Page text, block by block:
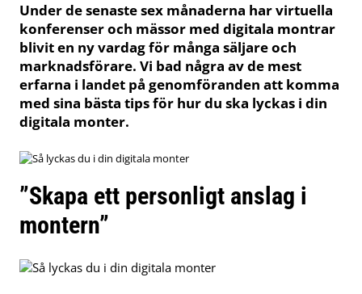
Under de senaste sex månaderna har virtuella
konferenser och mässor med digitala montrar
blivit en ny vardag för många säljare och
marknadsförare. Vi bad några av de mest
erfarna i landet på genomföranden att komma
med sina bästa tips för hur du ska lyckas i din
digitala monter.
”Skapa ett personligt anslag i
montern”